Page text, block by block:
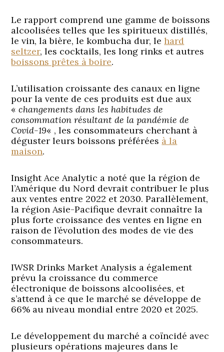
Le rapport comprend une gamme de boissons
alcoolisées telles que les spiritueux distillés,
le vin, la bière, le kombucha dur, lehard
seltzer, les cocktails, les long rinks et autres
boissons prêtes à boire.
L’utilisation croissante des canaux en ligne
pour la vente de ces produits est due aux
«changements dans les habitudes de
consommation résultant de la pandémie de
Covid-19« , les consommateurs cherchant à
déguster leurs boissons préférées à la
maison.
Insight Ace Analytic a noté que la région de
l’Amérique du Nord devrait contribuer le plus
aux ventes entre 2022 et 2030. Parallèlement,
la région Asie-Pacifique devrait connaître la
plus forte croissance des ventes en ligne en
raison de l’évolution des modes de vie des
consommateurs.
IWSR Drinks Market Analysis a également
prévu la croissance du commerce
électronique de boissons alcoolisées, et
s’attend à ce que le marché se développe de
66% au niveau mondial entre 2020 et 2025.
Le développement du marché a coïncidé avec
plusieurs opérations majeures dans le